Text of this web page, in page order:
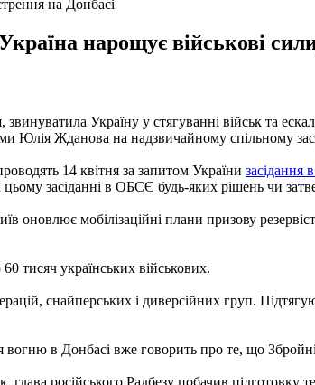
на Донбасі
нарощує військові
Україну у стягуванні військ та
Юлія Жданова на надзвичайному спільному
14 квітня за запитом України засідання
засіданні в ОБСЄ будь-яких рішень чи
оновлює мобілізаційні плани призову
тисяч українських військових.
снайперських і диверсійних груп.
в Донбасі вже говорить про те, що
глава російського Радбезу побачив підготовку